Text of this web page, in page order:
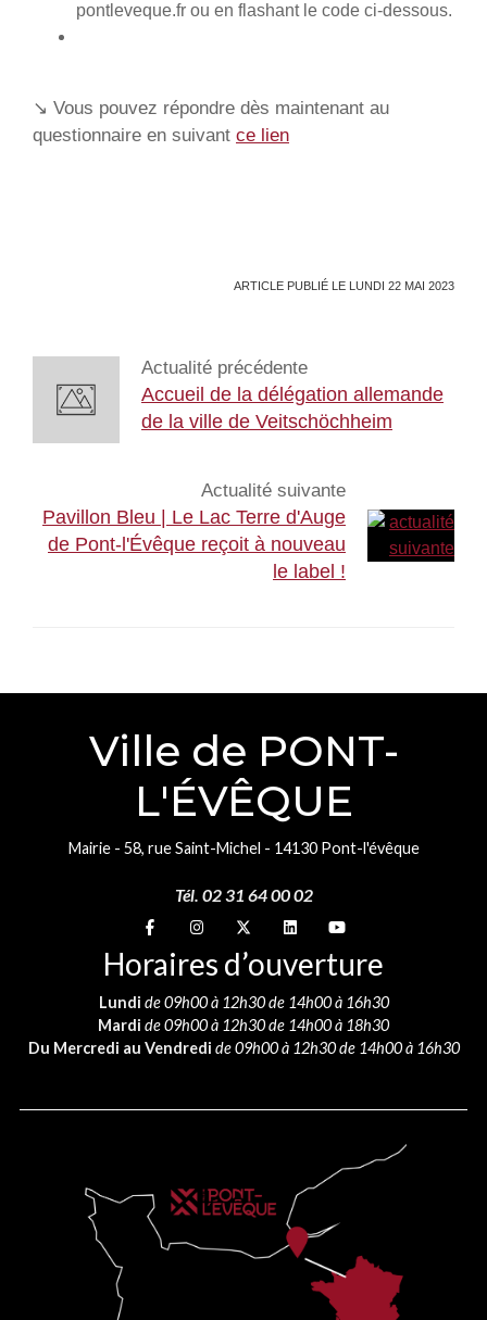
pontleveque.fr ou en flashant le code ci-dessous.
↘️ Vous pouvez répondre dès maintenant au
questionnaire en suivant ce lien
ARTICLE PUBLIÉ LE LUNDI 22 MAI 2023
Actualité précédente
Accueil de la délégation allemande
de la ville de Veitschöchheim
Actualité suivante
Pavillon Bleu | Le Lac Terre d'Auge
de Pont-l'Évêque reçoit à nouveau
le label !
Ville de PONT-
L'ÉVÊQUE
Mairie - 58, rue Saint-Michel - 14130 Pont-l'évêque
Tél. 02 31 64 00 02
Suivez-nous sur
Suivez-nous sur
Suivez-nous sur
Suivez-nous sur
Suivez-nous sur
Horaires d’ouverture
Lundi de 09h00 à 12h30 de 14h00 à 16h30
Mardi de 09h00 à 12h30 de 14h00 à 18h30
Du Mercredi au Vendredi de 09h00 à 12h30 de 14h00 à 16h30